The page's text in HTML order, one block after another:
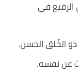
في
الخُلق الحسن.
عن نفسه.